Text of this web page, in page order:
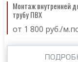
Монтаж внутренней
трубу ПВХ
от 1 800 руб./